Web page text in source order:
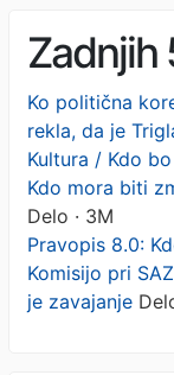
Zadnjih
Ko politična
rekla, da je
Kultura / Kdo
Kdo mora biti
Delo · 3M
Pravopis 8.0:
Komisijo pri
je zavajanje